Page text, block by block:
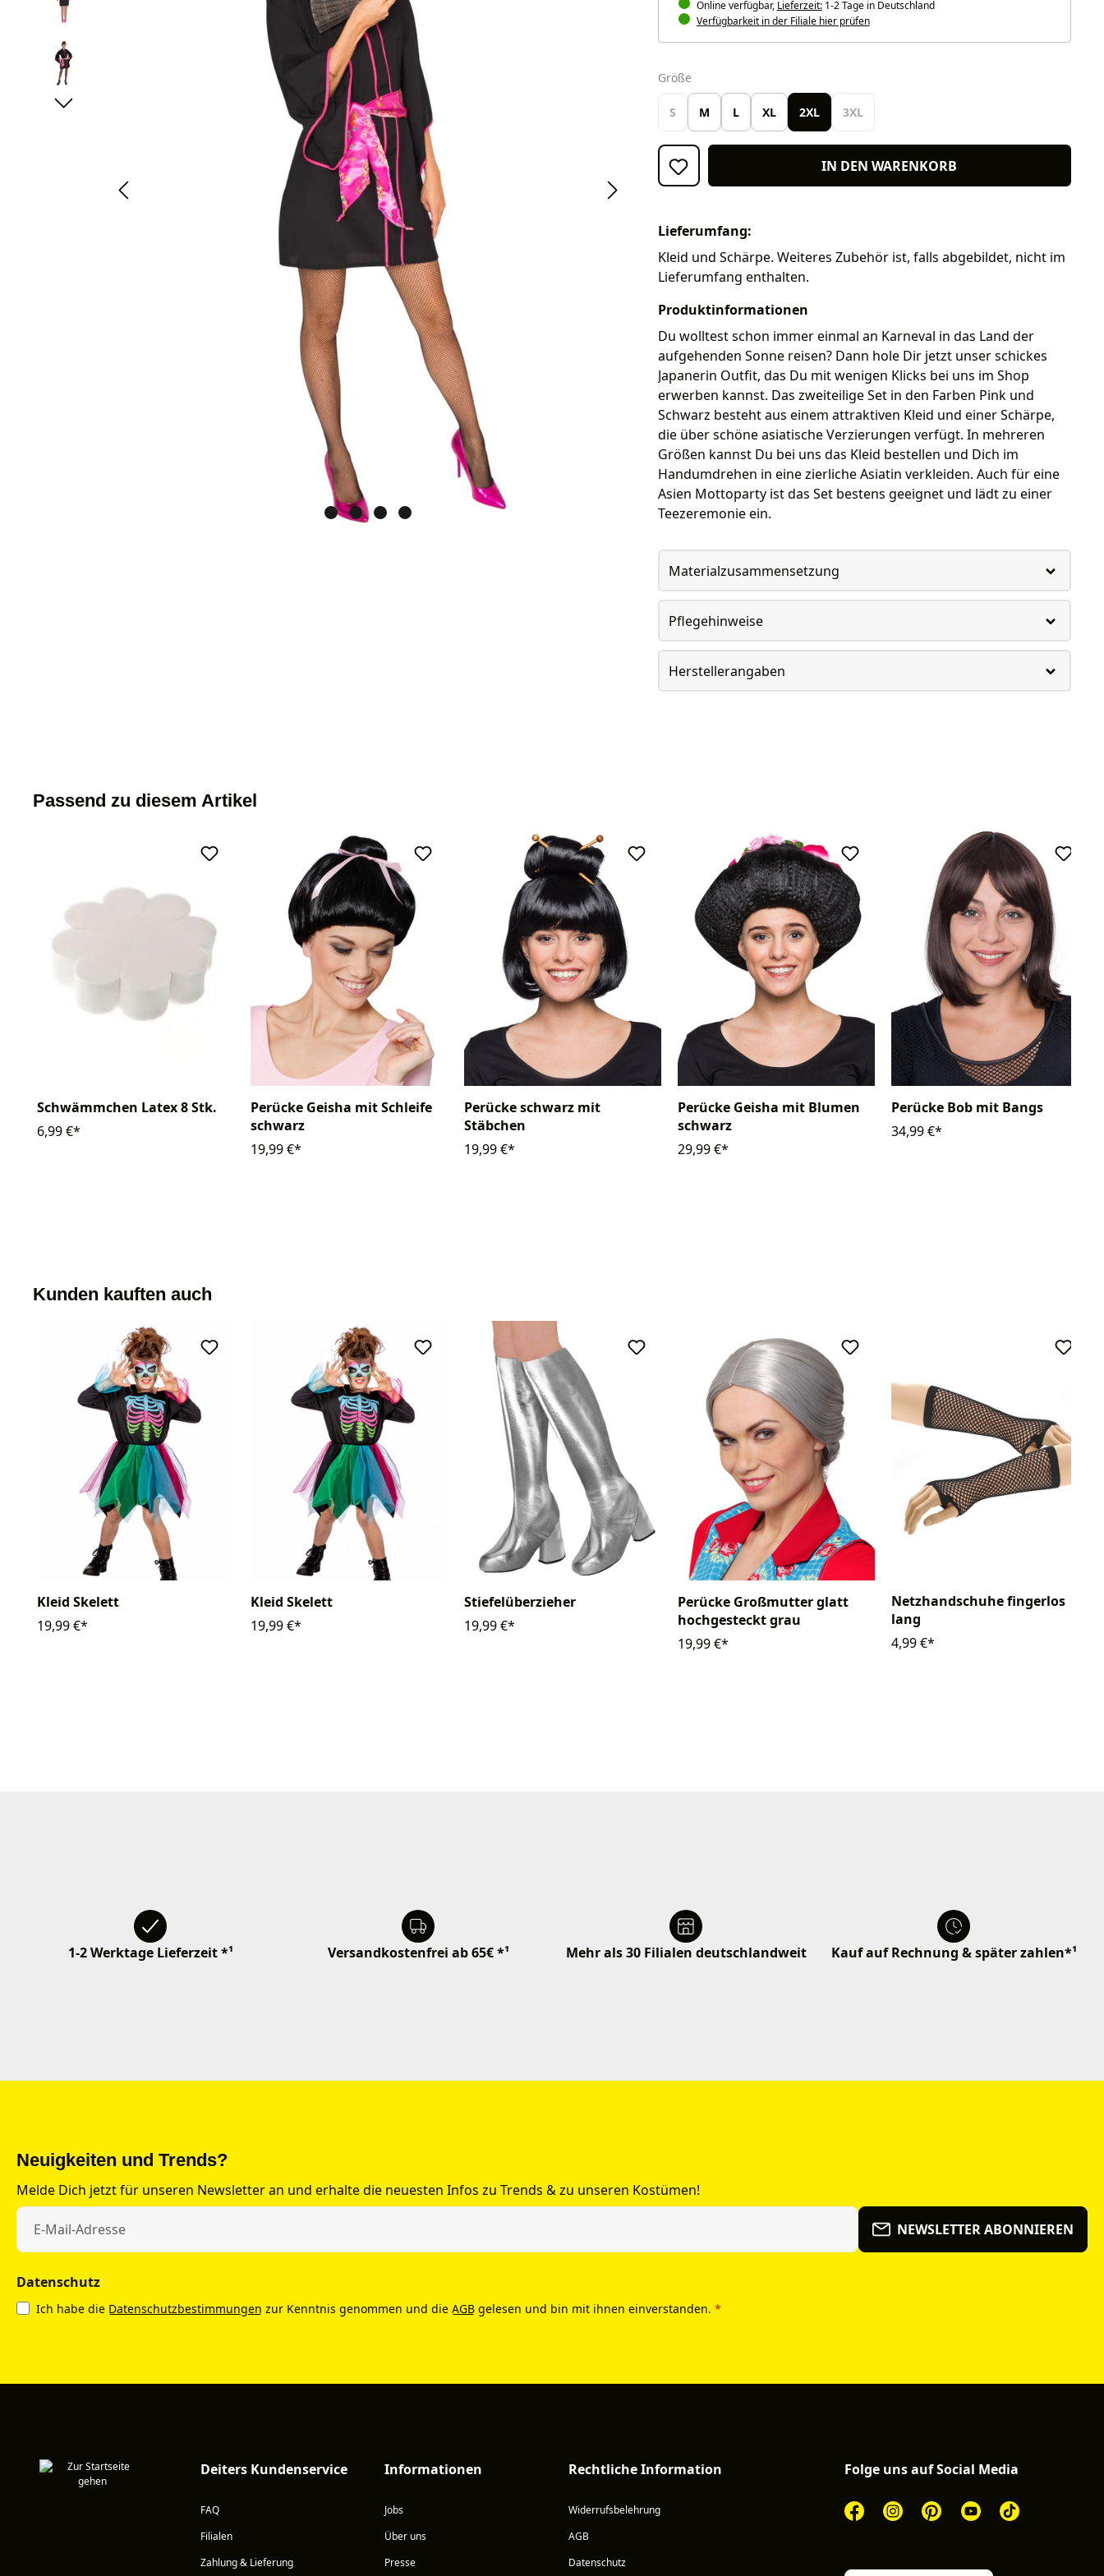
Online verfügbar, Lieferzeit:1-2 Tage in Deutschland
Verfügbarkeit in der Filiale hier prüfen
Größeauswählen
S M L XL 2XL 3XL
IN DEN WARENKORB
Lieferumfang:
Kleid und Schärpe. Weiteres Zubehör ist, falls abgebildet, nicht im
Lieferumfang enthalten.
Produktinformationen
Du wolltest schon immer einmal an Karneval in das Land der
aufgehenden Sonne reisen? Dann hole Dir jetzt unser schickes
Japanerin Outfit, das Du mit wenigen Klicks bei uns im Shop
erwerben kannst. Das zweiteilige Set in den Farben Pink und
Schwarz besteht aus einem attraktiven Kleid und einer Schärpe,
die über schöne asiatische Verzierungen verfügt. In mehreren
Größen kannst Du bei uns das Kleid bestellen und Dich im
Handumdrehen in eine zierliche Asiatin verkleiden. Auch für eine
Asien Mottoparty ist das Set bestens geeignet und lädt zu einer
Teezeremonie ein.
Materialzusammensetzung
Pflegehinweise
Herstellerangaben
Passend zu diesem Artikel
Schwämmchen Latex 8 Stk.
6,99 €*
Perücke Geisha mit Schleife
schwarz
19,99 €*
Perücke schwarz mit
Stäbchen
19,99 €*
Perücke Geisha mit Blumen
schwarz
29,99 €*
Perücke Bob mit Bangs
34,99 €*
Kunden kauften auch
Kleid Skelett
19,99 €*
Kleid Skelett
19,99 €*
Stiefelüberzieher
19,99 €*
Perücke Großmutter glatt
hochgesteckt grau
19,99 €*
Netzhandschuhe fingerlos
lang
4,99 €*
1-2 Werktage Lieferzeit *¹ Versandkostenfrei ab 65€ *¹ Mehr als 30 Filialen deutschlandweit Kauf auf Rechnung & später zahlen*¹
Neuigkeiten und Trends?
Melde Dich jetzt für unseren Newsletter an und erhalte die neuesten Infos zu Trends & zu unseren Kostümen!
NEWSLETTER ABONNIEREN
Datenschutz
Ich habe die Datenschutzbestimmungen zur Kenntnis genommen und die AGB gelesen und bin mit ihnen einverstanden. *
Deiters Kundenservice
FAQ
Filialen
Zahlung & Lieferung
Informationen
Jobs
Über uns
Presse
Rechtliche Information
Widerrufsbelehrung
AGB
Datenschutz
Folge uns auf Social Media